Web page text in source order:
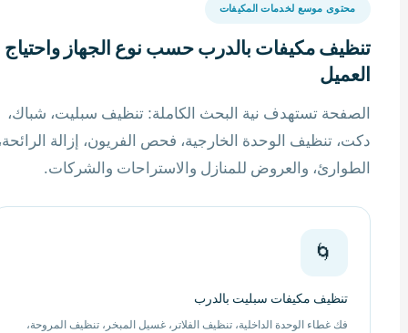
محتوى موسع لخدمات المكيفات
تنظيف مكيفات بالدرب حسب نوع الجهاز واحتياج
العميل
الصفحة تستهدف نية البحث الكاملة: تنظيف سبليت، شباك،
دكت، تنظيف الوحدة الخارجية، فحص الفريون، إزالة
الطوارئ، والعروض للمنازل والاستراحات والشركات.
🌀
تنظيف مكيفات سبليت بالدرب
فك غطاء الوحدة الداخلية، تنظيف الفلاتر، غسيل المبخر، تنظيف المروحة،